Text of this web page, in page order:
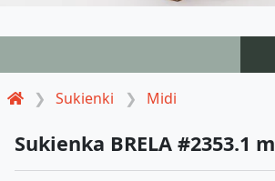
Sukienki Midi
Sukienka BRELA #2353.1 m